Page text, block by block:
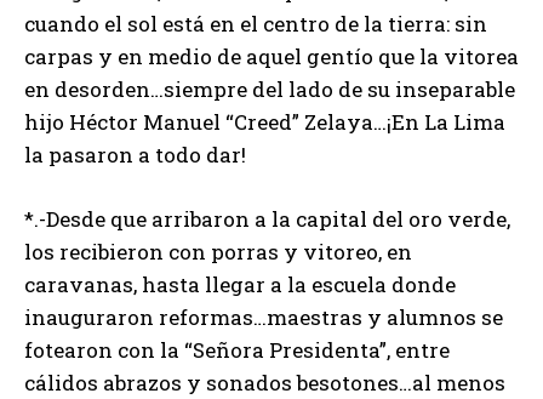
cuando el sol está en el centro de la tierra: sin
carpas y en medio de aquel gentío que la vitorea
en desorden…siempre del lado de su inseparable
hijo Héctor Manuel “Creed” Zelaya…¡En La Lima
la pasaron a todo dar!
*.-Desde que arribaron a la capital del oro verde,
los recibieron con porras y vitoreo, en
caravanas, hasta llegar a la escuela donde
inauguraron reformas…maestras y alumnos se
fotearon con la “Señora Presidenta”, entre
cálidos abrazos y sonados besotones…al menos